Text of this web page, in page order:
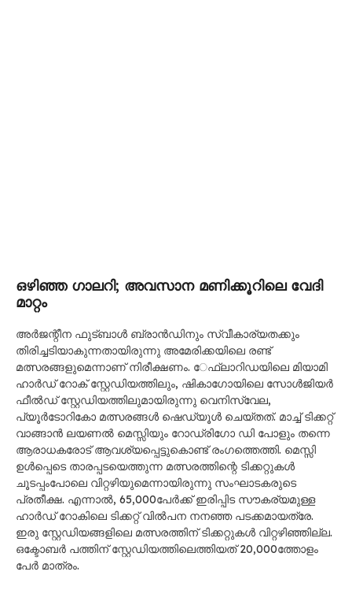
ഒഴിഞ്ഞ ഗാലറി; അവസാന മണിക്കൂറിലെ വേദി
മാറ്റം
അർജന്റീന ഫുട്ബാൾ ബ്രാൻഡിനും സ്വീകാര്യതക്കും
തിരിച്ചടിയാകുന്നതായിരുന്നു അമേരിക്കയിലെ രണ്ട്
മത്സരങ്ങളുമെന്നാണ് നിരീക്ഷണം. ​േഫ്ലാറിഡയിലെ മിയാമി
ഹാർഡ് റോക് സ്റ്റേഡിയത്തിലും, ഷികാഗോയിലെ സോൾജിയർ
ഫീൽഡ് സ്റ്റേഡിയത്തിലുമായിരുന്നു വെനിസ്വേല,
പ്യൂർടോറികോ മത്സരങ്ങൾ ഷെഡ്യൂൾ ചെയ്തത്. മാച്ച് ടിക്കറ്റ്
വാങ്ങാൻ ലയണൽ മെസ്സിയും റോഡ്രിഗോ ഡി പോളും തന്നെ
ആരാധകരോട് ആവശ്യപ്പെട്ടുകൊണ്ട് രംഗത്തെത്തി. മെസ്സി
ഉൾപ്പെടെ താരപ്പടയെത്തുന്ന മത്സരത്തിന്റെ ടിക്കറ്റുകൾ
ചൂടപ്പംപോലെ വിറ്റഴിയുമെന്നായിരുന്നു സംഘാടകരുടെ
പ്രതീക്ഷ. എന്നാൽ, 65,000പേർക്ക് ഇരിപ്പിട സൗകര്യമുള്ള
ഹാർഡ് റോകിലെ ടിക്കറ്റ് വിൽപന നനഞ്ഞ പടക്കമായത്രേ.
ഇരു സ്റ്റേഡിയങ്ങളിലെ മത്സരത്തിന് ടിക്കറ്റുകൾ വിറ്റഴിഞ്ഞില്ല.
ഒക്ടോബർ പത്തിന് സ്റ്റേഡിയത്തിലെത്തിയത് 20,000ത്തോളം
പേർ മാത്രം.